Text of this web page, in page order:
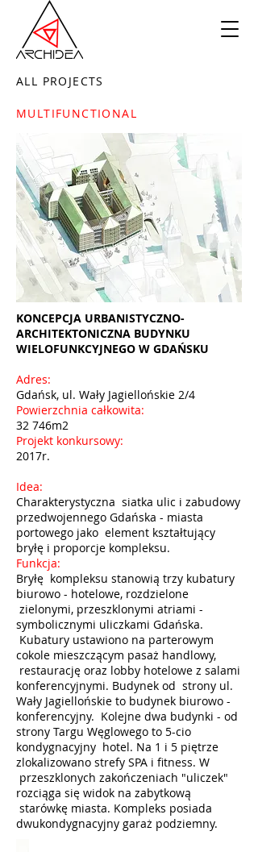
ALL PROJECTS
MULTIFUNCTIONAL
KONCEPCJA URBANISTYCZNO-
ARCHITEKTONICZNA BUDYNKU
WIELOFUNKCYJNEGO W GDAŃSKU
Adres:
Gdańsk, ul. Wały Jagiellońskie 2/4
Powierzchnia całkowita:
32 746m2
Projekt konkursowy:
2017r.
Idea:
Charakterystyczna siatka ulic i zabudowy
przedwojennego Gdańska - miasta
portowego jako element kształtujący
bryłę i proporcje kompleksu.
Funkcja:
Bryłę kompleksu stanowią trzy kubatury
biurowo - hotelowe, rozdzielone
zielonymi, przeszklonymi atriami -
symbolicznymi uliczkami Gdańska.
Kubatury ustawiono na parterowym
cokole mieszczącym pasaż handlowy,
restaurację oraz lobby hotelowe z salami
konferencyjnymi. Budynek od strony ul.
Wały Jagiellońskie to budynek biurowo -
konferencyjny. Kolejne dwa budynki - od
strony Targu Węglowego to 5-cio
kondygnacyjny hotel. Na 1 i 5 piętrze
zlokalizowano strefy SPA i fitness. W
przeszklonych zakończeniach "uliczek"
rozciąga się widok na zabytkową
starówkę miasta. Kompleks posiada
dwukondygnacyjny garaż podziemny.